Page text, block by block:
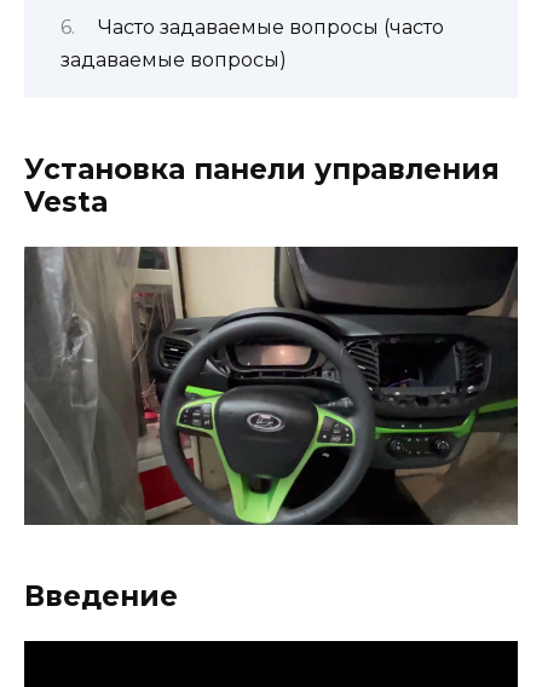
Часто задаваемые вопросы (часто
задаваемые вопросы)
Установка панели управления
Vesta
Введение